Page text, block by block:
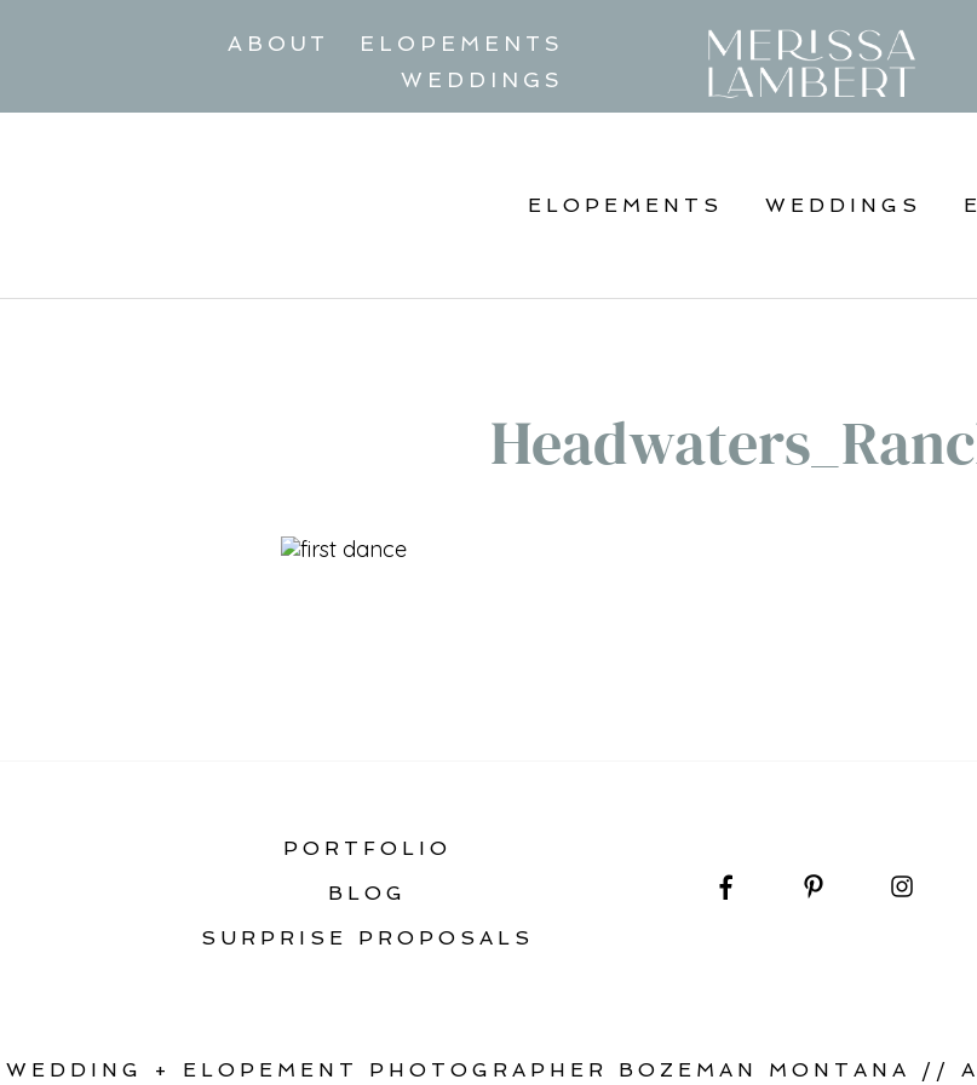
ABOUT
ELOPEMENTS
WEDDINGS
ELOPEMENTS WEDDINGS
PORTFOLIO
BLOG
SURPRISE PROPOSALS
WEDDING + ELOPEMENT PHOTOGRAPHER BOZEMAN MONTANA